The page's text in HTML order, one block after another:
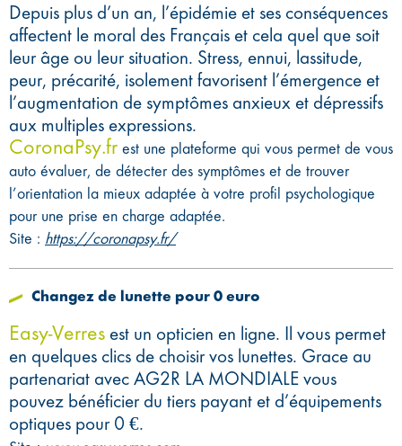
Depuis plus d’un an, l’épidémie et ses conséquences
affectent le moral des Français et cela quel que soit
leur âge ou leur situation. Stress, ennui, lassitude,
peur, précarité, isolement favorisent l’émergence et
l’augmentation de symptômes anxieux et dépressifs
aux multiples expressions.
CoronaPsy.fr est une plateforme qui vous permet de vous
auto évaluer, de détecter des symptômes et de trouver
l’orientation la mieux adaptée à votre profil psychologique
pour une prise en charge adaptée.
Site : https://coronapsy.fr/
Changez de lunette pour 0 euro
Easy-Verres est un opticien en ligne. Il vous permet
en quelques clics de choisir vos lunettes. Grace au
partenariat avec AG2R LA MONDIALE vous
pouvez bénéficier du tiers payant et d’équipements
optiques pour 0 €.